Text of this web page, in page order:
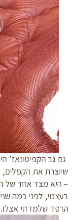
הקפיטונאז’ היה
את הקפלים, אז
מצד אחד של
לפני כמה שנים,
שלמדתי אצלו.